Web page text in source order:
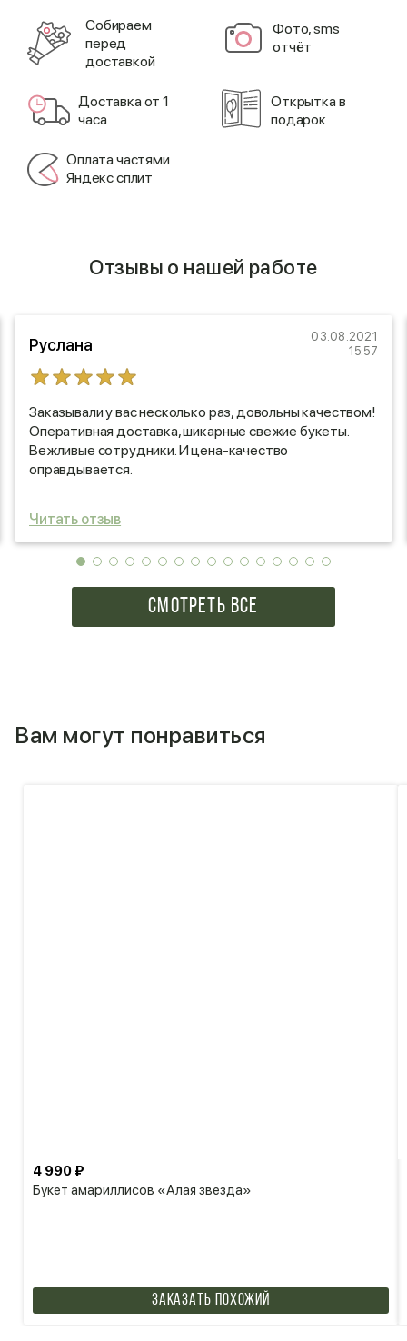
Cобираем
перед
доставкой
Фото, sms
отчёт
Доставка от 1
часа
Открытка в
подарок
Оплата частями
Яндекс сплит
Отзывы о нашей работе
Руслана
03.08.2021
15:57
Заказывали у вас несколько раз, довольны качеством!
Оперативная доставка, шикарные свежие букеты.
Вежливые сотрудники. И цена-качество
оправдывается.
Читать отзыв
СМОТРЕТЬ ВСЕ
Вам могут понравиться
Букет амариллисов «Алая звезда»
4 990 ₽
Заказать похожий